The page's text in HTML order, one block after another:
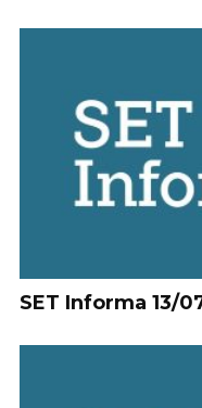
SET Informa 13/